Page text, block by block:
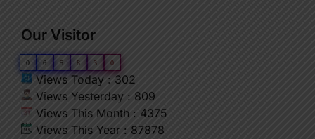
Our Visitor
0 6 5 8 3 0
Views Today : 302
Views Yesterday : 809
Views This Month : 4375
Views This Year : 87878